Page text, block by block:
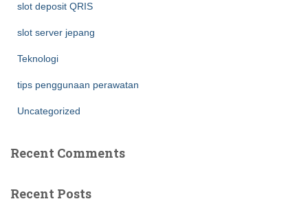
slot deposit QRIS
slot server jepang
Teknologi
tips penggunaan perawatan
Uncategorized
Recent Comments
Recent Posts